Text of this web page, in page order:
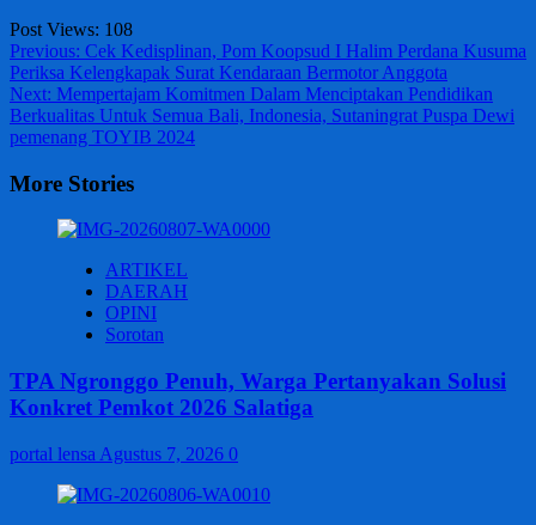
Post Views: 108
Post
navigation
Previous: Cek Kedisplinan, Pom Koopsud I Halim Perdana Kusuma
Periksa Kelengkapak Surat Kendaraan Bermotor Anggota
Next: Mempertajam Komitmen Dalam Menciptakan Pendidikan
Berkualitas Untuk Semua Bali, Indonesia, Sutaningrat Puspa Dewi
pemenang TOYIB 2024
More Stories
ARTIKEL
DAERAH
OPINI
Sorotan
TPA Ngronggo Penuh, Warga Pertanyakan Solusi
Konkret Pemkot 2026 Salatiga
portal lensa Agustus 7, 2026 0